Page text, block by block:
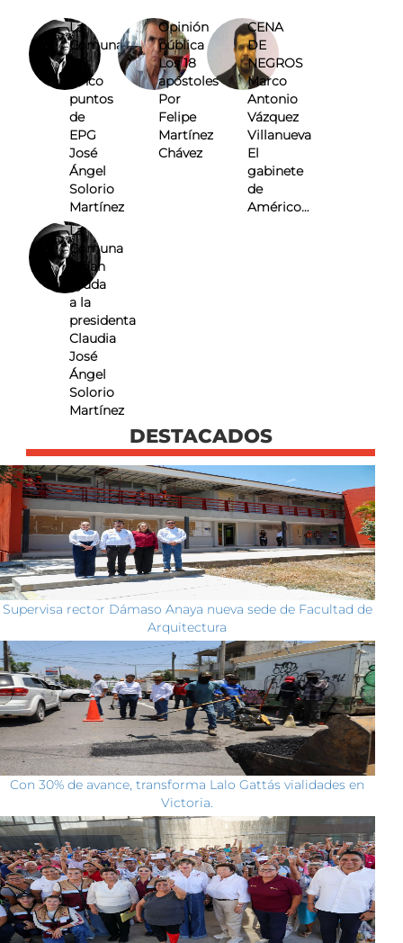
La
Comuna
Los
cinco
puntos
de
EPG
José
Ángel
Solorio
Martínez
Opinión
pública
Los 18
apóstoles
Por
Felipe
Martínez
Chávez
CENA
DE
NEGROS
Marco
Antonio
Vázquez
Villanueva
El
gabinete
de
Américo…
La
Comuna
Pidan
ayuda
a la
presidenta
Claudia
José
Ángel
Solorio
Martínez
DESTACADOS
Supervisa rector Dámaso Anaya nueva sede de Facultad de
Arquitectura
Con 30% de avance, transforma Lalo Gattás vialidades en
Victoria.